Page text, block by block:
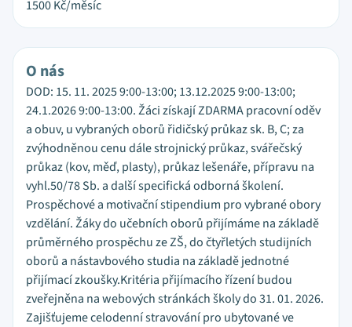
1500Kč/měsíc
O nás
DOD: 15. 11. 2025 9:00-13:00; 13.12.2025 9:00-13:00;
24.1.2026 9:00-13:00. Žáci získají ZDARMA pracovní oděv
a obuv, u vybraných oborů řidičský průkaz sk. B, C; za
zvýhodněnou cenu dále strojnický průkaz, svářečský
průkaz (kov, měď, plasty), průkaz lešenáře, přípravu na
vyhl.50/78 Sb. a další specifická odborná školení.
Prospěchové a motivační stipendium pro vybrané obory
vzdělání. Žáky do učebních oborů přijímáme na základě
průměrného prospěchu ze ZŠ, do čtyřletých studijních
oborů a nástavbového studia na základě jednotné
přijímací zkoušky.Kritéria přijímacího řízení budou
zveřejněna na webových stránkách školy do 31. 01. 2026.
Zajišťujeme celodenní stravování pro ubytované ve